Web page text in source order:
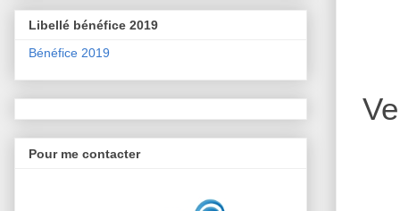
Libellé bénéfice 2019
Bénéfice 2019
Pour me contacter